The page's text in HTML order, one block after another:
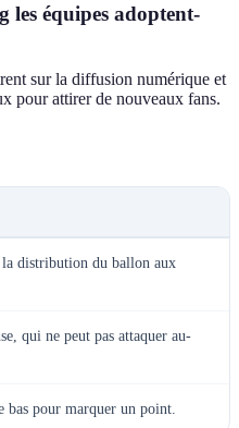
les équipes adoptent-
sur la diffusion numérique et
pour attirer de nouveaux fans.
la distribution du ballon aux
qui ne peut pas attaquer au-
bas pour marquer un point.